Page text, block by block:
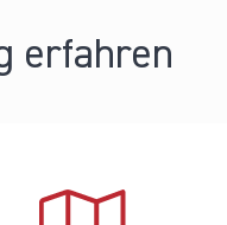
erfahren